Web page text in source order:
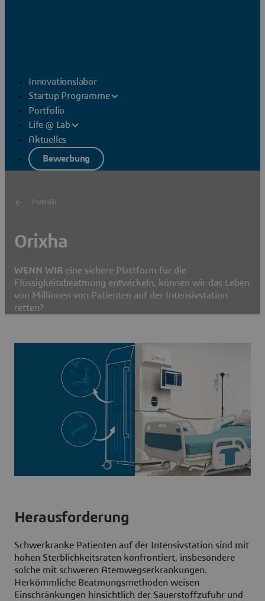
Innovationslabor
Startup Programme
Portfolio
Life @ Lab
Aktuelles
Bewerbung
Portfolio
Orixha
WENN WIR eine sichere Plattform für die
Flüssigkeitsbeatmung entwickeln, können wir das Leben
von Millionen von Patienten auf der Intensivstation
retten?
Herausforderung
Schwerkranke Patienten auf der Intensivstation sind mit
hohen Sterblichkeitsraten konfrontiert, insbesondere
solche mit schweren Atemwegserkrankungen.
Herkömmliche Beatmungsmethoden weisen
Einschränkungen hinsichtlich der Sauerstoffzufuhr und